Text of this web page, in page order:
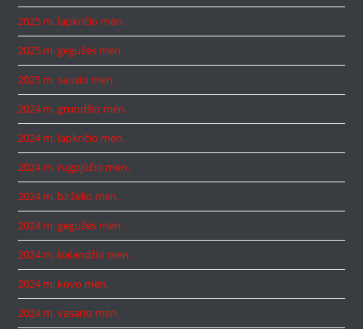
2025 m. lapkričio mėn.
2025 m. gegužės mėn.
2025 m. sausio mėn.
2024 m. gruodžio mėn.
2024 m. lapkričio mėn.
2024 m. rugpjūčio mėn.
2024 m. birželio mėn.
2024 m. gegužės mėn.
2024 m. balandžio mėn.
2024 m. kovo mėn.
2024 m. vasario mėn.